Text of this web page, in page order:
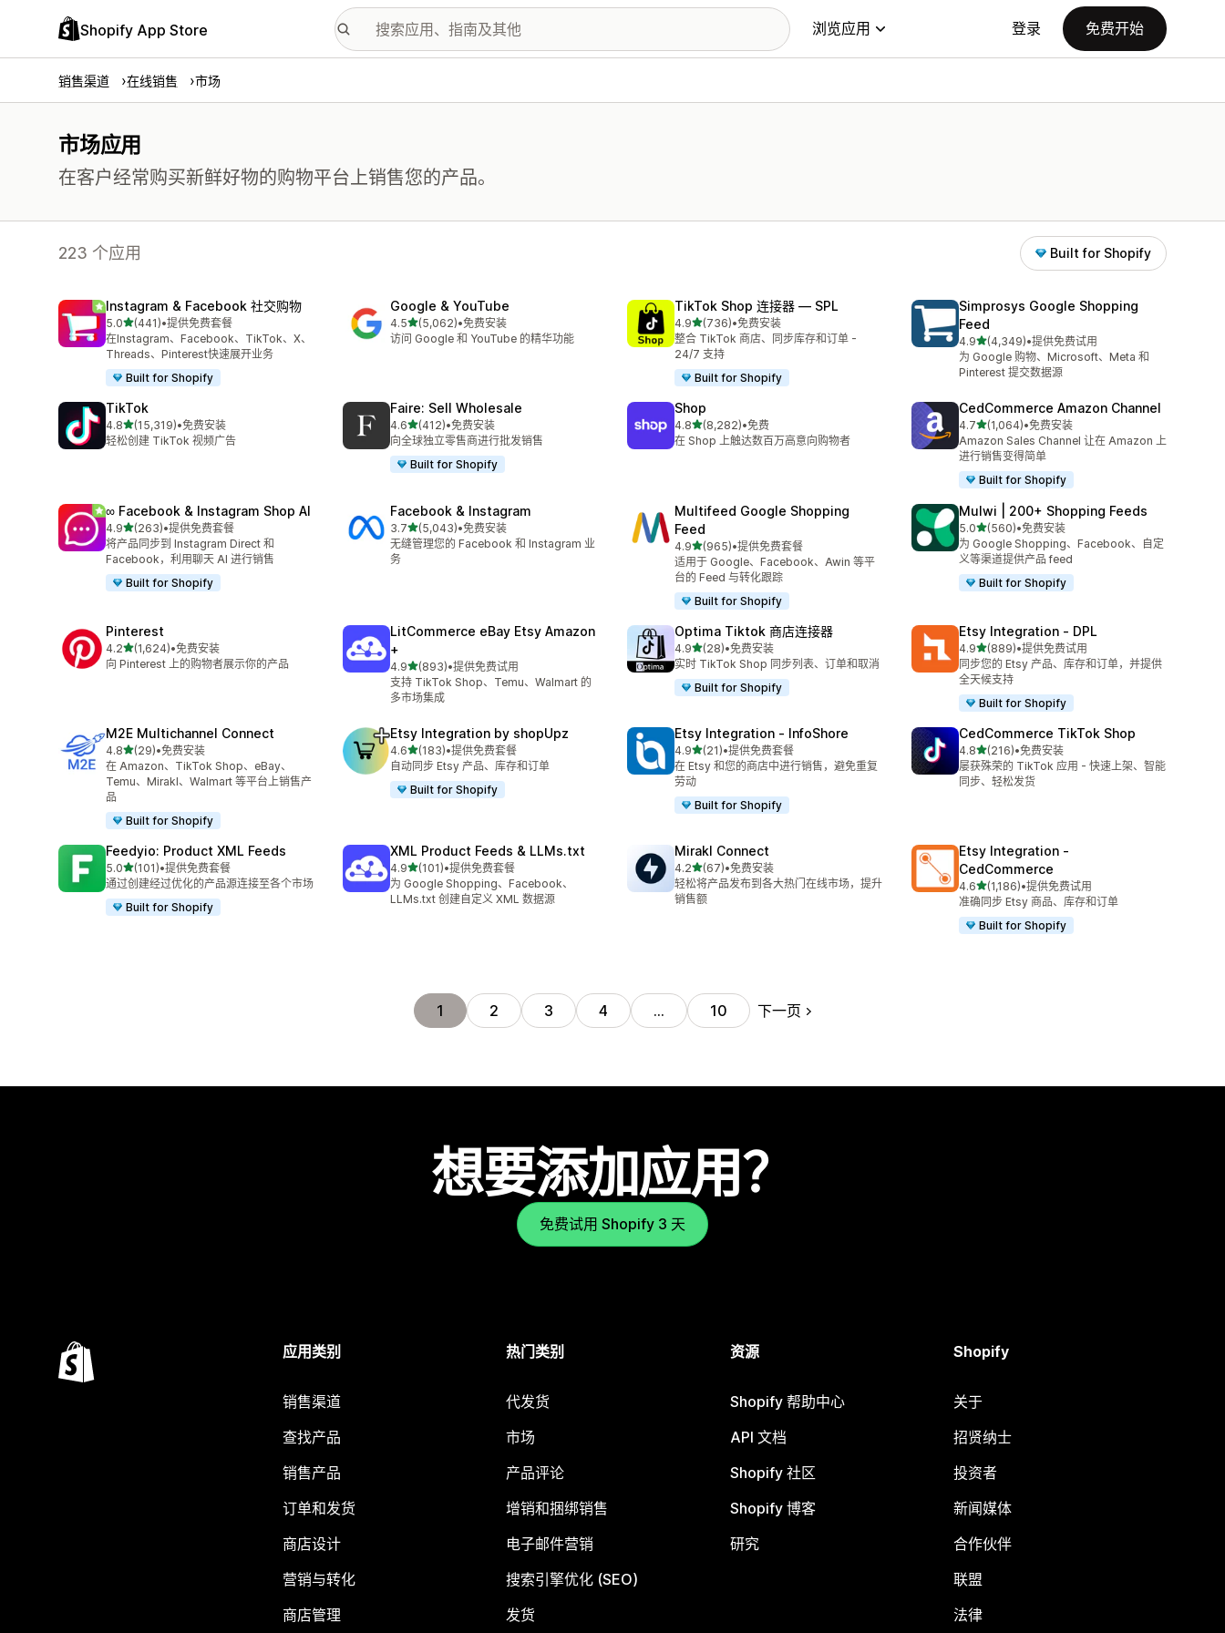
Shopify App Store 浏览应用 登录 免费开始
销售渠道 在线销售 市场
市场应用
在客户经常购买新鲜好物的购物平台上销售您的产品。
223 个应用 Built for Shopify
Instagram & Facebook 社交购物
5.0星（满分 5 星）
(441)
总共 441 条评论
•提供免费套餐
在Instagram、Facebook、TikTok、X、
Threads、Pinterest快速展开业务
Built for Shopify
Google & YouTube
4.5星（满分 5 星）
(5,062)
总共 5062 条评论
•免费安装
访问 Google 和 YouTube 的精华功能
TikTok Shop 连接器 — SPL
4.9星（满分 5 星）
(736)
总共 736 条评论
•免费安装
整合 TikTok 商店、同步库存和订单 -
24/7 支持
Built for Shopify
Simprosys Google Shopping
Feed
4.9星（满分 5 星）
(4,349)
总共 4349 条评论
•提供免费试用
为 Google 购物、Microsoft、Meta 和
Pinterest 提交数据源
TikTok
4.8星（满分 5 星）
(15,319)
总共 15319 条评论
•免费安装
轻松创建 TikTok 视频广告
Faire: Sell Wholesale
4.6星（满分 5 星）
(412)
总共 412 条评论
•免费安装
向全球独立零售商进行批发销售
Built for Shopify
Shop
4.8星（满分 5 星）
(8,282)
总共 8282 条评论
•免费
在 Shop 上触达数百万高意向购物者
CedCommerce Amazon Channel
4.7星（满分 5 星）
(1,064)
总共 1064 条评论
•免费安装
Amazon Sales Channel 让在 Amazon 上
进行销售变得简单
Built for Shopify
∞ Facebook & Instagram Shop AI
4.9星（满分 5 星）
(263)
总共 263 条评论
•提供免费套餐
将产品同步到 Instagram Direct 和
Facebook，利用聊天 AI 进行销售
Built for Shopify
Facebook & Instagram
3.7星（满分 5 星）
(5,043)
总共 5043 条评论
•免费安装
无缝管理您的 Facebook 和 Instagram 业
务
Multifeed Google Shopping
Feed
4.9星（满分 5 星）
(965)
总共 965 条评论
•提供免费套餐
适用于 Google、Facebook、Awin 等平
台的 Feed 与转化跟踪
Built for Shopify
Mulwi | 200+ Shopping Feeds
5.0星（满分 5 星）
(560)
总共 560 条评论
•免费安装
为 Google Shopping、Facebook、自定
义等渠道提供产品 feed
Built for Shopify
Pinterest
4.2星（满分 5 星）
(1,624)
总共 1624 条评论
•免费安装
向 Pinterest 上的购物者展示你的产品
LitCommerce eBay Etsy Amazon
+
4.9星（满分 5 星）
(893)
总共 893 条评论
•提供免费试用
支持 TikTok Shop、Temu、Walmart 的
多市场集成
Optima Tiktok 商店连接器
4.9星（满分 5 星）
(28)
总共 28 条评论
•免费安装
实时 TikTok Shop 同步列表、订单和取消
Built for Shopify
Etsy Integration ‑ DPL
4.9星（满分 5 星）
(889)
总共 889 条评论
•提供免费试用
同步您的 Etsy 产品、库存和订单，并提供
全天候支持
Built for Shopify
M2E Multichannel Connect
4.8星（满分 5 星）
(29)
总共 29 条评论
•免费安装
在 Amazon、TikTok Shop、eBay、
Temu、Mirakl、Walmart 等平台上销售产
品
Built for Shopify
Etsy Integration by shopUpz
4.6星（满分 5 星）
(183)
总共 183 条评论
•提供免费套餐
自动同步 Etsy 产品、库存和订单
Built for Shopify
Etsy Integration ‑ InfoShore
4.9星（满分 5 星）
(21)
总共 21 条评论
•提供免费套餐
在 Etsy 和您的商店中进行销售，避免重复
劳动
Built for Shopify
CedCommerce TikTok Shop
4.8星（满分 5 星）
(216)
总共 216 条评论
•免费安装
屡获殊荣的 TikTok 应用 - 快速上架、智能
同步、轻松发货
Feedyio: Product XML Feeds
5.0星（满分 5 星）
(101)
总共 101 条评论
•提供免费套餐
通过创建经过优化的产品源连接至各个市场
Built for Shopify
XML Product Feeds & LLMs.txt
4.9星（满分 5 星）
(101)
总共 101 条评论
•提供免费套餐
为 Google Shopping、Facebook、
LLMs.txt 创建自定义 XML 数据源
Mirakl Connect
4.2星（满分 5 星）
(67)
总共 67 条评论
•免费安装
轻松将产品发布到各大热门在线市场，提升
销售额
Etsy Integration ‑
CedCommerce
4.6星（满分 5 星）
(1,186)
总共 1186 条评论
•提供免费试用
准确同步 Etsy 商品、库存和订单
Built for Shopify
1 2 3 4 … 10 下一页
想要添加应用？
免费试用 Shopify 3 天
应用类别
销售渠道
查找产品
销售产品
订单和发货
商店设计
营销与转化
商店管理
热门类别
代发货
市场
产品评论
增销和捆绑销售
电子邮件营销
搜索引擎优化 (SEO)
发货
资源
Shopify 帮助中心
API 文档
Shopify 社区
Shopify 博客
研究
Shopify
关于
招贤纳士
投资者
新闻媒体
合作伙伴
联盟
法律